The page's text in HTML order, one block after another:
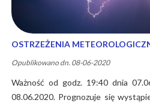
OSTRZEŻENIA
Opublikowano dn. 08-06-2020
Ważność od godz. 19:40 dnia
08.06.2020. Prognozuje się